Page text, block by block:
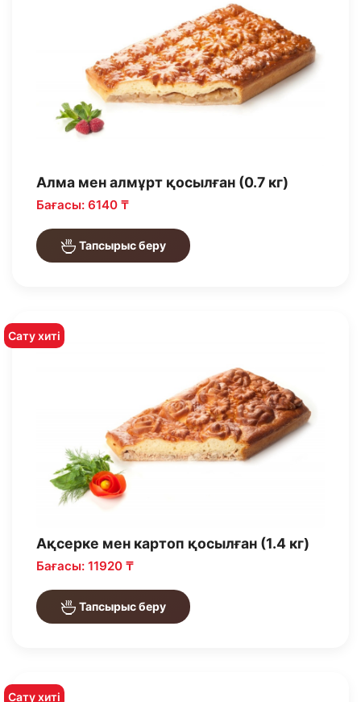
Алма мен алмұрт қосылған (0.7 кг)
Бағасы: 6140 ₸
Тапсырыс беру
Сату хиті
Ақсерке мен картоп қосылған (1.4 кг)
Бағасы: 11920 ₸
Тапсырыс беру
Сату хиті